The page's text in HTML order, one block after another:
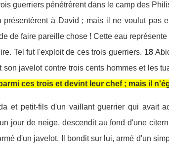
guerriers pénétrèrent dans le camp des
à David ; mais il ne voulut pas
de faire pareille chose ! Cette eau
Tel fut l'exploit de ces trois guerriers. 18
javelot contre trois cents hommes et les
ces trois et devint leur chef ; mais il
et petit-fils d'un vaillant guerrier qui avait
jour de neige, descendit au fond d'une
d'un javelot. Il bondit sur lui, armé d'un